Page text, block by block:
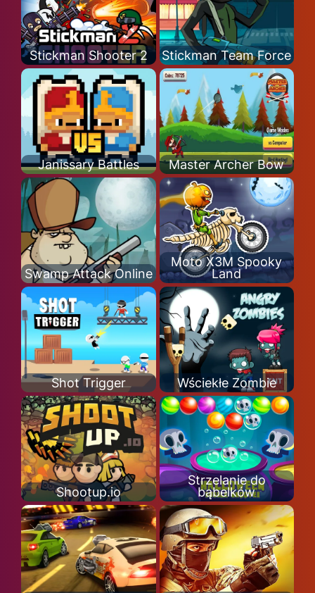
Stickman Shooter 2 Stickman Team Force
Janissary Battles Master Archer Bow
Swamp Attack Online
Moto X3M Spooky
Land
Shot Trigger Wściekłe Zombie
Shootup.io
Strzelanie do
bąbelków